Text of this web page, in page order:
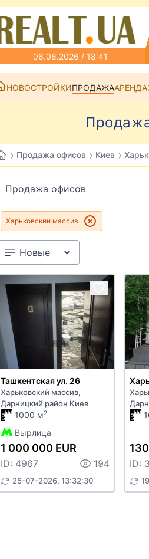
06.08.2026 / 18:41
НОВОСТРОЙКИПРОДАЖААРЕНДА
› Продажа офисов › Киев ›
Харьковский массив
Ташкентская ул. 26
Харьковский массив,
Дарницкий район Киев
1000 м2
Вырлица
1 000 000 EUR
ID: 4967 194
25-07-2026, 13:32:30
ID: